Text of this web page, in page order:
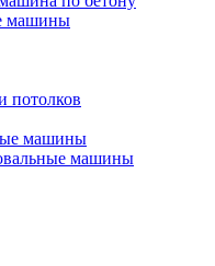
машины
потолков
машины
машины